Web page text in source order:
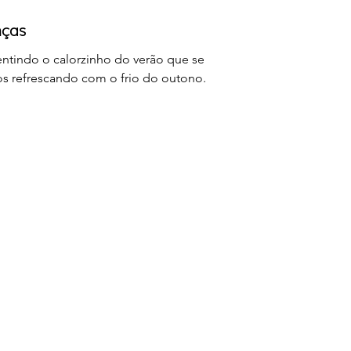
o calorzinho do verão que se
refrescando com o frio do outono.